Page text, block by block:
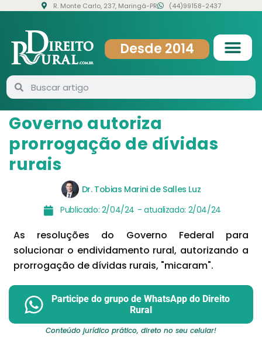
R. Monte Carlo, 237, Maringá-PR (44)99158-2437
Desde 2014
Governo autoriza
prorrogação de dívidas
rurais
Dr. Tobias Marini de Salles Luz
Publicado: 2/04/24 - atualizado: 2/04/24
As resoluções do Governo Federal para
solucionar o endividamento rural, autorizando a
prorrogação de dívidas rurais, "micaram".
Participe do grupo de WhatsApp do Direito
Rural
Conteúdo jurídico prático, direto no seu celular!